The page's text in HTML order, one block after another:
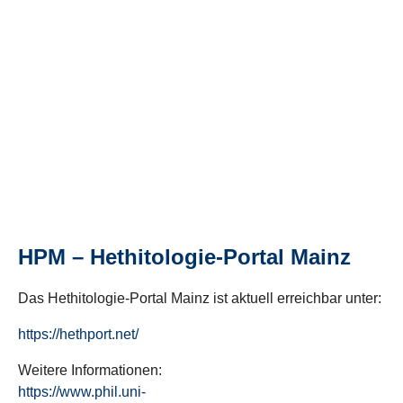
HPM – Hethitologie-Portal Mainz
Das Hethitologie-Portal Mainz ist aktuell erreichbar unter:
https://hethport.net/
Weitere Informationen:
https://www.phil.uni-